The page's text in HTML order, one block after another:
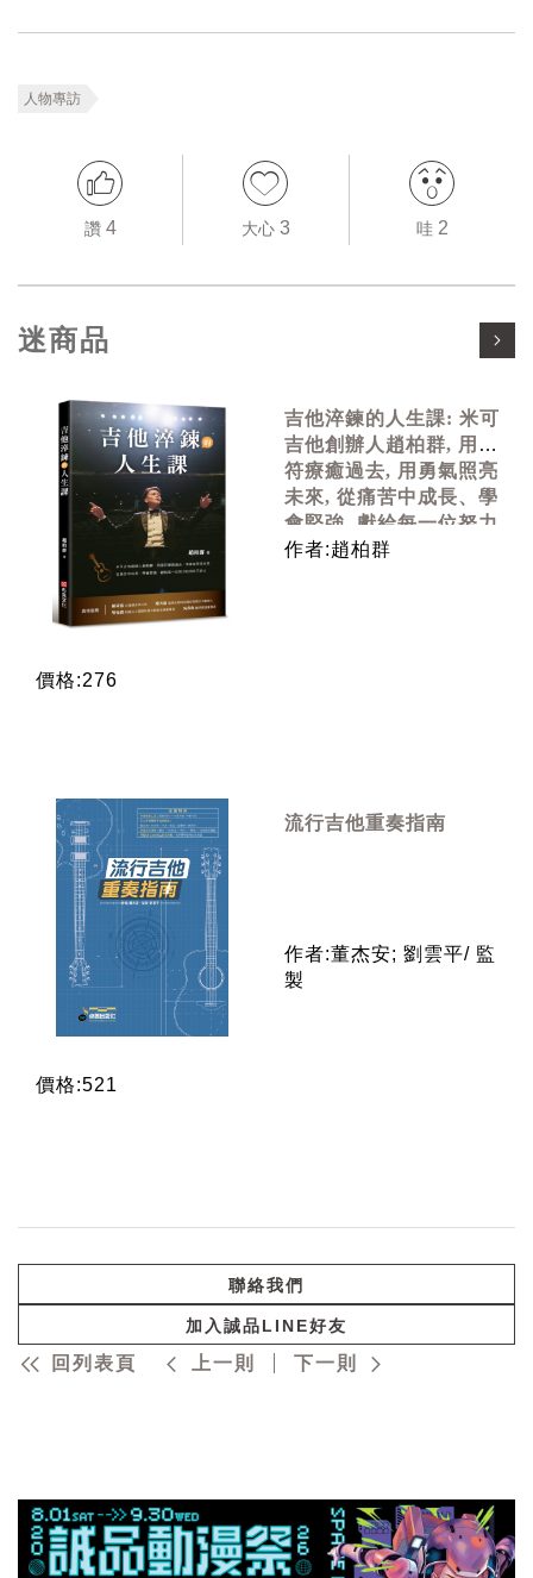
人物專訪
讚 4 大心 3 哇 2
迷商品
吉他淬鍊的人生課: 米可
吉他創辦人趙柏群, 用音
符療癒過去, 用勇氣照亮
未來, 從痛苦中成長、學
會堅強, 獻給每一位努力
找回自己的人
作者:趙柏群
價格:276
流行吉他重奏指南
作者:董杰安; 劉雲平/ 監
製
價格:521
聯絡我們
加入誠品LINE好友
回列表頁 上一則 下一則